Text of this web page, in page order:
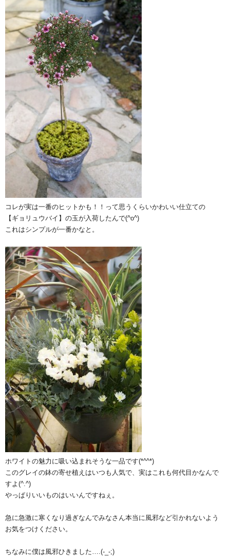
コレが実は一番のヒットかも！！って思うくらいかわいい仕立ての
【ギョリュウバイ】の玉が入荷したんで(^o^)
これはシンプルが一番かなと。
ホワイトの魅力に吸い込まれそうな一品です(*^^*)
このグレイの鉢の寄せ植えはいつも人気で、実はこれも何代目かなんで
すよ(^.^)
やっぱりいいものはいいんですねぇ。
急に急激に寒くなり過ぎなんでみなさん本当に風邪など引かれないよう
お気をつけください。
ちなみに僕は風邪ひきました….(-_-;)